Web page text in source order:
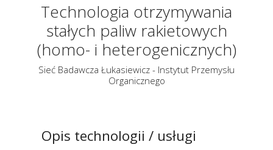
Technologia otrzymywania
stałych paliw rakietowych
(homo- i heterogenicznych)
Sieć Badawcza Łukasiewicz - Instytut Przemysłu
Organicznego
Opis technologii / usługi